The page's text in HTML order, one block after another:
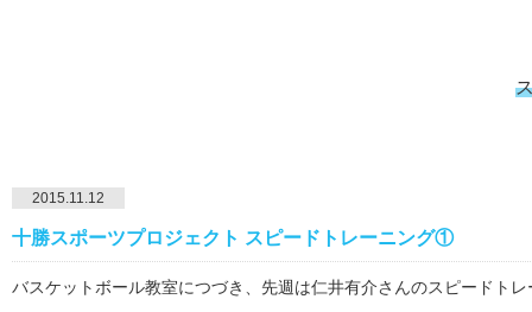
2015.11.12
十勝スポーツプロジェクト スピードトレーニング①
バスケットボール教室につづき、先週は仁井有介さんのスピードト